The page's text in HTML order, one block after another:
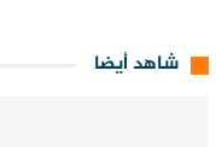
شاهد أيضا